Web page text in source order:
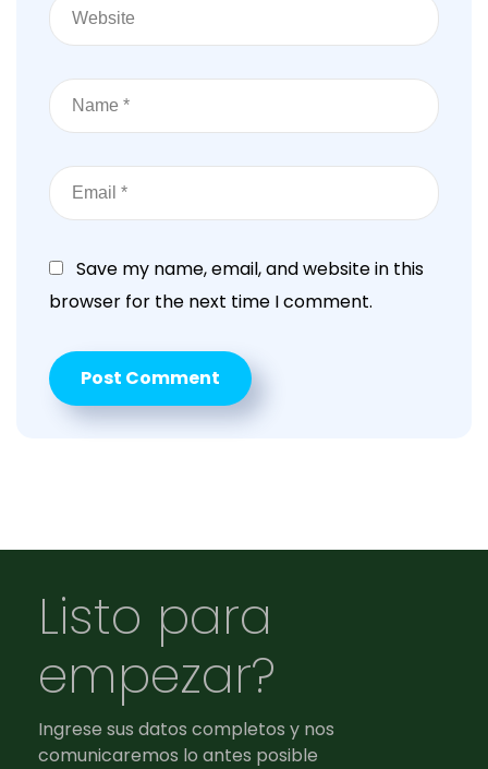
Save my name, email, and website in this
browser for the next time I comment.
Listo para
empezar?
Ingrese sus datos completos y nos
comunicaremos lo antes posible